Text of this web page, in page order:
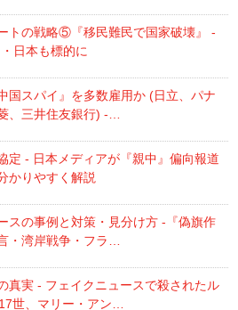
トの戦略⑤『移民難民で国家破壊』 -
日本も標的に
国スパイ』を多数雇用か (日立、パナ
、三井住友銀行) -…
定 - 日本メディアが『親中』偏向報道
かりやすく解説
スの事例と対策・見分け方 -『偽旗作
・湾岸戦争・フラ…
真実 - フェイクニュースで殺されたル
世、マリー・アン…